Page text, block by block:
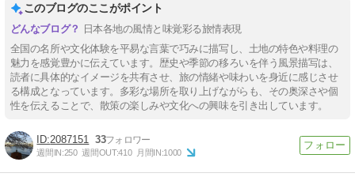
このブログのここがポイント
日本各地の風情と味覚彩る旅情表現
全国の名所や文化体験を平易な言葉で巧みに描写し、土地の特色や料理の
魅力を感覚豊かに伝えています。歴史や季節の移ろいを伴う風景描写は、
読者に具体的なイメージを共有させ、旅の情緒や味わいを身近に感じさせ
る構成となっています。多彩な場所を取り上げながらも、その奥深さや個
性を伝えることで、散策の楽しみや文化への興味を引き出しています。
2087151 33
週間IN:250 週間OUT:410 月間IN:1000